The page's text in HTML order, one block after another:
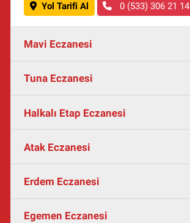
Yol Tarifi Al 0 (533) 306 21 14
Mavi Eczanesi
Tuna Eczanesi
Halkalı Etap Eczanesi
Atak Eczanesi
Erdem Eczanesi
Egemen Eczanesi